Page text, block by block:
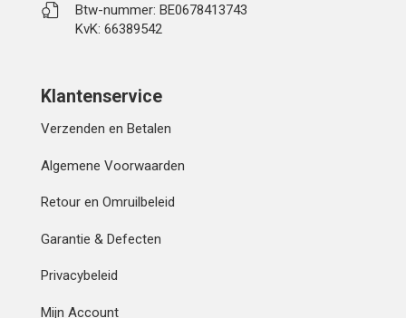
Btw-nummer: BE0678413743
KvK: 66389542
Klantenservice
Verzenden en Betalen
Algemene Voorwaarden
Retour en Omruilbeleid
Garantie & Defecten
Privacybeleid
Mijn Account